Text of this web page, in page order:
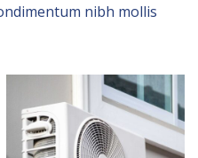
nibh mollis